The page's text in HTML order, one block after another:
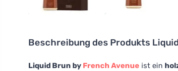
Beschreibung des Produkts
Liquid Brun by French Avenue ist ein